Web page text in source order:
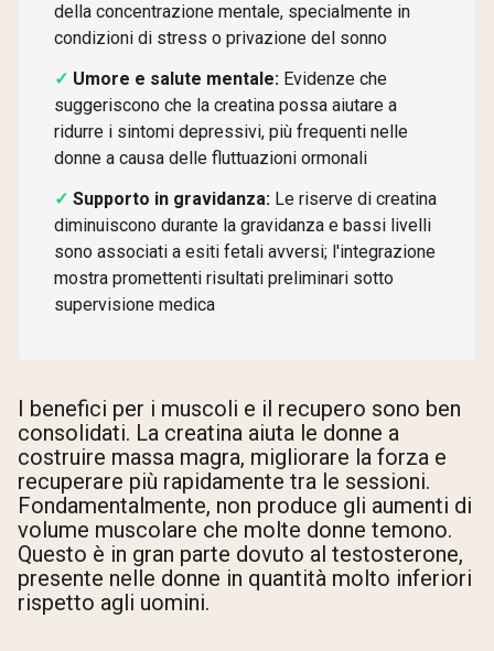
della concentrazione mentale, specialmente in
condizioni di stress o privazione del sonno
Umore e salute mentale: Evidenze che
suggeriscono che la creatina possa aiutare a
ridurre i sintomi depressivi, più frequenti nelle
donne a causa delle fluttuazioni ormonali
Supporto in gravidanza: Le riserve di creatina
diminuiscono durante la gravidanza e bassi livelli
sono associati a esiti fetali avversi; l'integrazione
mostra promettenti risultati preliminari sotto
supervisione medica
I benefici per i muscoli e il recupero sono ben
consolidati. La creatina aiuta le donne a
costruire massa magra, migliorare la forza e
recuperare più rapidamente tra le sessioni.
Fondamentalmente, non produce gli aumenti di
volume muscolare che molte donne temono.
Questo è in gran parte dovuto al testosterone,
presente nelle donne in quantità molto inferiori
rispetto agli uomini.